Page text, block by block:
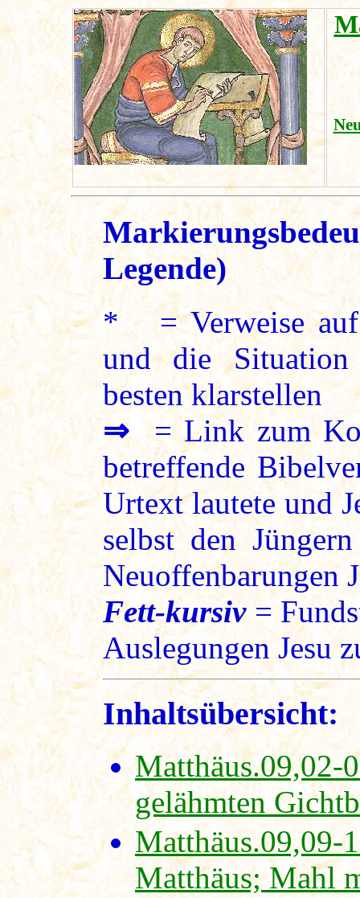
Legende)
* = Verweise auf
und die Situation
besten klarstellen
⇒= Link zum
betreffende
Urtext lautete und
selbst den
Neuoffenbarungen
Fett-kursiv=
Auslegungen Jesu
Inhaltsübersicht:
Matthäus.09,02-
gelähmten
Matthäus.09,09-
Matthäus; Mahl